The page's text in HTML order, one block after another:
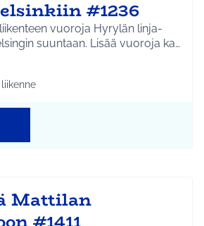
#1236
vuoroja Hyrylän linja-
suuntaan. Lisää vuoroja ka…
mukaan: Hyrylä
teeman mukaan: Infra ja liikenne
liikenne
Mattilan